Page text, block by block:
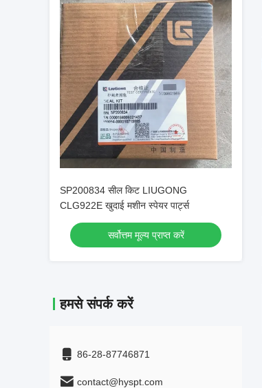
SP200834 सील किट LIUGONG
CLG922E खुदाई मशीन स्पेयर पार्ट्स
सर्वोत्तम मूल्य प्राप्त करें
हमसे संपर्क करें
86-28-87746871
contact@hyspt.com